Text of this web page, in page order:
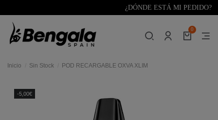
¿DÓNDE ESTÁ MI PEDIDO?
0
Inicio Sin Stock POD RECARGABLE OXVA XLIM
-5,00€